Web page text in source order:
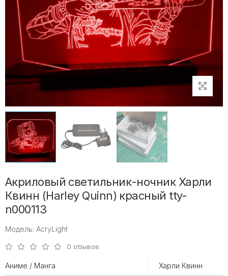
Акриловый светильник-ночник Харли
Квинн (Harley Quinn) красный tty-
n000113
Модель: AcryLight
0 отзывов
Аниме / Манга Харли Квинн